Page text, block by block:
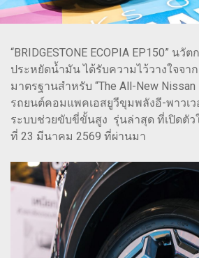
“BRIDGESTONE ECOPIA EP150” น
ประหยัดน้ำมัน ได้รับความไว้วางใจจาก
มาตรฐานสำหรับ “The All-New Nissan
รถยนต์คอมแพคเอสยูวีขุมพลังอี-พาวเว
ระบบช่วยขับขี่ขั้นสูง รุ่นล่าสุด ที่เปิดตัว
ที่ 23 มีนาคม 2569 ที่ผ่านมา